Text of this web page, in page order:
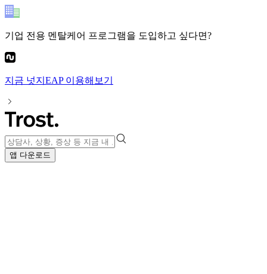
기업 전용 멘탈케어 프로그램을 도입하고 싶다면?
지금 넛지EAP이용해보기
앱 다운로드